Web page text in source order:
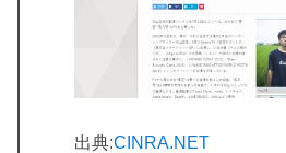
出典:CINRA.NET